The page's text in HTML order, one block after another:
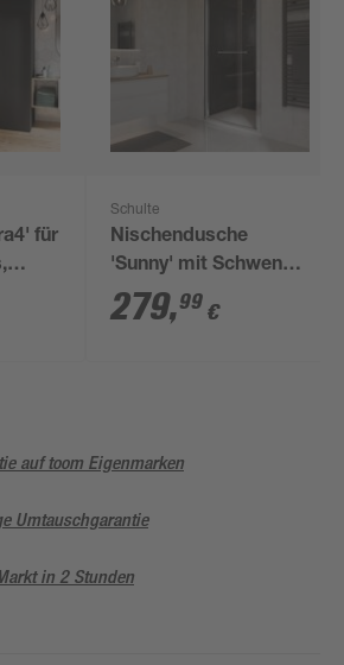
für
90 x
Schulte
Nischendusche
'Sunny' mit Schwenk-
Schiebetür klar
chromfarben 64 x 70 x
279,99 €
auf toom Eigenmarken
Umtauschgarantie
in 2 Stunden